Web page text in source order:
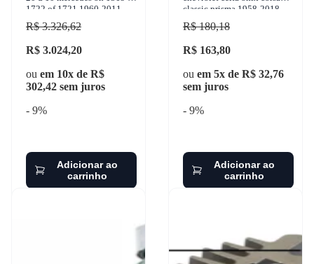
1722 of 1721 1960-2011
z.m. - 80.102.03
R$ 3.326,62
R$ 3.024,20
ou em 10x de R$
302,42 sem juros
- 9%
Adicionar ao
carrinho
classic prisma 1958-2018
gbusch - 18349
R$ 180,18
R$ 163,80
ou em 5x de R$ 32,76
sem juros
- 9%
Adicionar ao
carrinho